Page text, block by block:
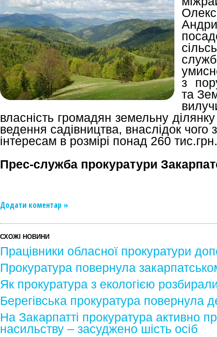
з
та
власність громадян земельну
ведення садівництва, внаслідок
інтересам в розмірі понад 260 тис.грн.
Прес-служба прокуратури
Додати коментар »
СХОЖІ НОВИНИ
Працівники обласної прокуратури
Прокуратура повернула
Як прокуратура з екологією
Берегівська прокуратура повернула
На Закарпатті прокуратура активно
насильству – засуджено шість осіб